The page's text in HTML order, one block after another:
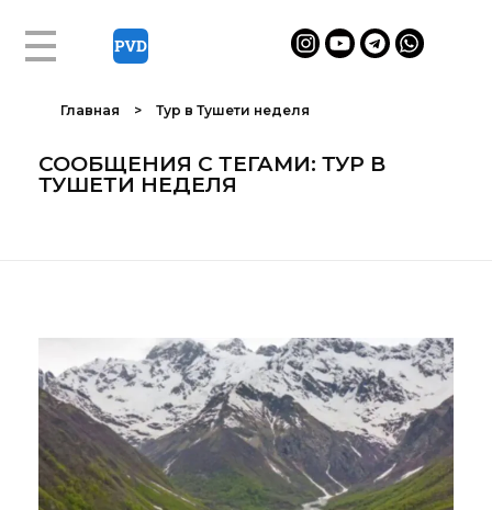
Главная > Тур в Тушети неделя
СООБЩЕНИЯ С ТЕГАМИ: ТУР В
ТУШЕТИ НЕДЕЛЯ